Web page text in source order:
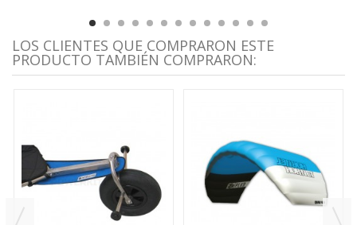
LOS CLIENTES QUE COMPRARON ESTE
PRODUCTO TAMBIÉN COMPRARON: